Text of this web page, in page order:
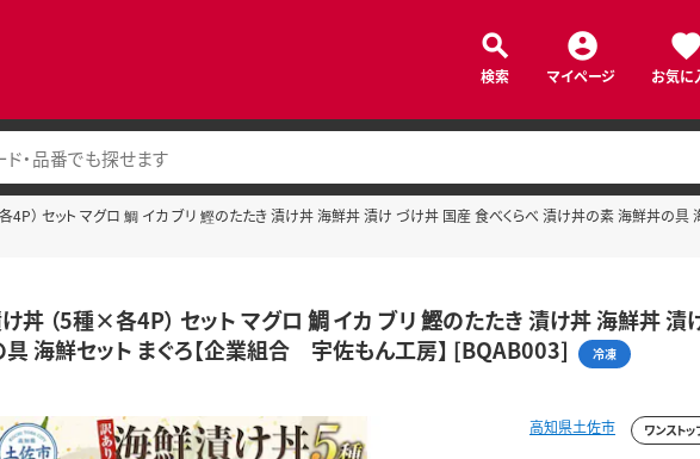
検索 マイページ お気に
） セット マグロ 鯛 イカ ブリ 鰹のたたき 漬け丼 海鮮丼 漬け づけ丼 国産 食べくらべ 漬け丼の素 海鮮丼の具
丼 （5種×各4P） セット マグロ 鯛 イカ ブリ 鰹のたたき 漬け丼 海鮮丼
海鮮セット まぐろ【企業組合 宇佐もん工房】 [BQAB003]
冷凍
高知県土佐市 ワンスト